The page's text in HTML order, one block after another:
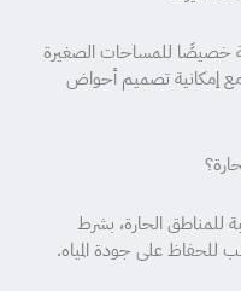
خصيصًا للمساحات الصغيرة
إمكانية تصميم أحواض
للمناطق الحارة، بشرط
للحفاظ على جودة المياه.